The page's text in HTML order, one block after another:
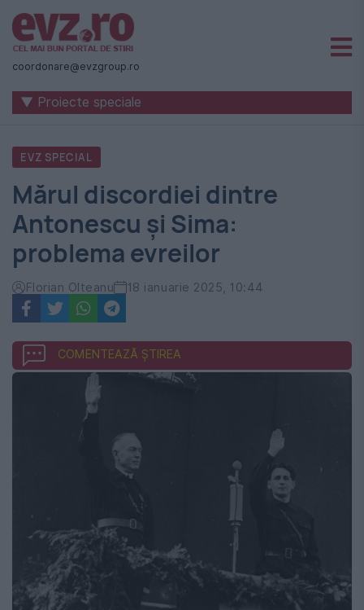
Știri
naționale
internaționale
România
-
Evenimentul
Zilei
coordonare@evzgroup.ro
▼ Proiecte speciale
EVZ SPECIAL
Mărul discordiei dintre
Antonescu și Sima:
problema evreilor
Florian Olteanu 18 ianuarie 2025, 10:44
COMENTEAZĂ ȘTIREA